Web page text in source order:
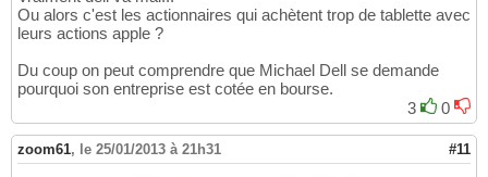
Ou alors c'est les actionnaires qui achètent trop de tablette avec
leurs actions apple ?
Du coup on peut comprendre que Michael Dell se demande
pourquoi son entreprise est cotée en bourse.
3
0
zoom61, le 25/01/2013 à 21h31 #11